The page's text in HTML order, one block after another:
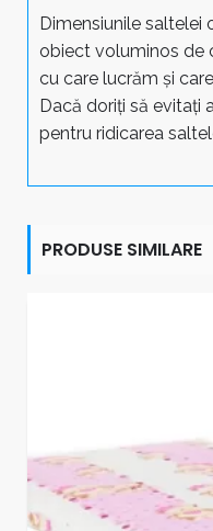
Dimensiunile saltelei
obiect voluminos de
cu care lucrăm și
Dacă doriți să evitați
pentru ridicarea
PRODUSE SIMILARE